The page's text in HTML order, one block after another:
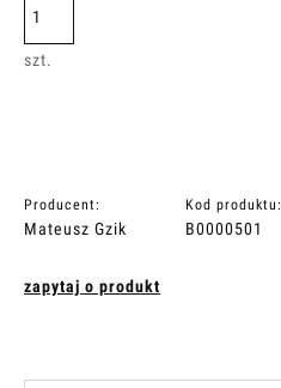
szt.
Producent:
Mateusz Gzik
Kod produktu:
B0000501
zapytaj o produkt